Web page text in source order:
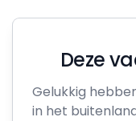
Deze
Gelukkig
in het